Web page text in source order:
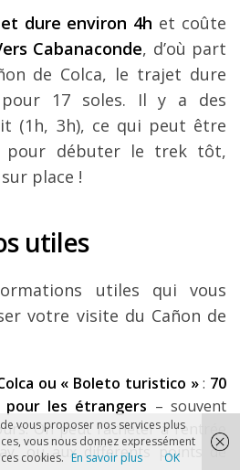
dure environ 4h et coûte
Cabanaconde, d’où part
de Colca, le trajet dure
17 soles. Il y a des
(1h, 3h), ce qui peut être
pour débuter le trek tôt,
place !
utiles
utiles qui vous
votre visite du Cañon de
ou « Boleto turistico »: 70
les étrangers – souvent
On peut l’acheter à l’entrée
ou aux différents points de
vous proposer nos services plus
vous nous donnez expressément
cookies. En savoir plus OK